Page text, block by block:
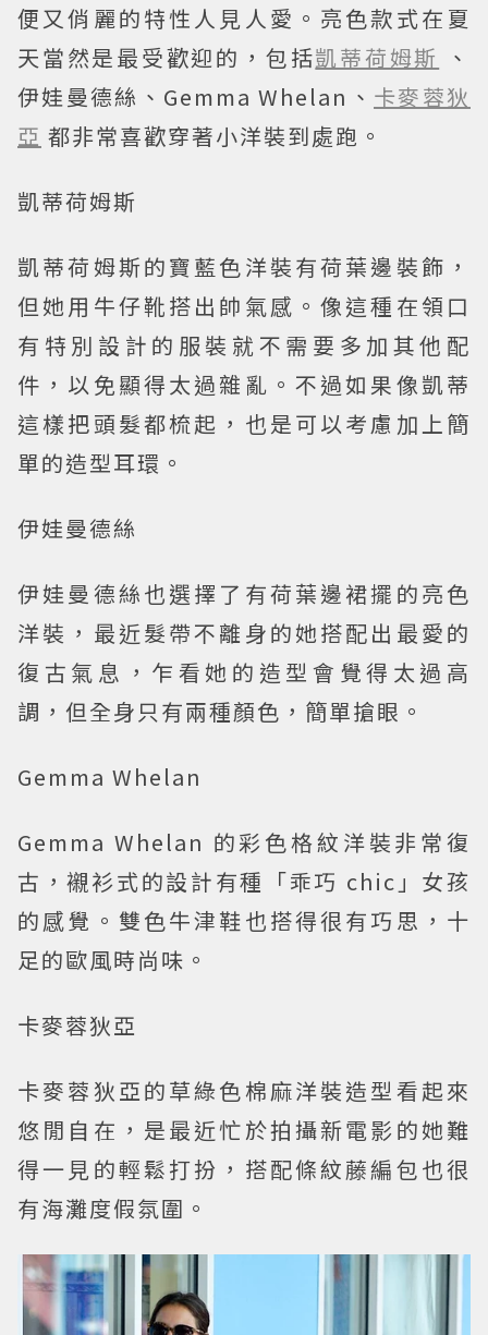
便又俏麗的特性人見人愛。亮色款式在夏
天當然是最受歡迎的，包括凱蒂荷姆斯
、
伊娃曼德絲、Gemma Whelan、 卡麥蓉狄
亞 都非常喜歡穿著小洋裝到處跑。
凱蒂荷姆斯
凱蒂荷姆斯的寶藍色洋裝有荷葉邊裝飾，
但她用牛仔靴搭出帥氣感。像這種在領口
有特別設計的服裝就不需要多加其他配
件，以免顯得太過雜亂。不過如果像凱蒂
這樣把頭髮都梳起，也是可以考慮加上簡
單的造型耳環。
伊娃曼德絲
伊娃曼德絲也選擇了有荷葉邊裙擺的亮色
洋裝，最近髮帶不離身的她搭配出最愛的
復古氣息，乍看她的造型會覺得太過高
調，但全身只有兩種顏色，簡單搶眼。
Gemma Whelan
Gemma Whelan 的彩色格紋洋裝非常復
古，襯衫式的設計有種「乖巧 chic」女孩
的感覺。雙色牛津鞋也搭得很有巧思，十
足的歐風時尚味。
卡麥蓉狄亞
卡麥蓉狄亞的草綠色棉麻洋裝造型看起來
悠閒自在，是最近忙於拍攝新電影的她難
得一見的輕鬆打扮，搭配條紋藤編包也很
有海灘度假氛圍。